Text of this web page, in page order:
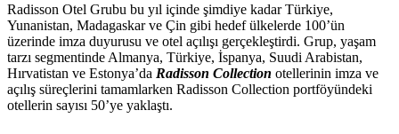
Radisson Otel Grubu bu yıl içinde şimdiye kadar Türkiye,
Yunanistan, Madagaskar ve Çin gibi hedef ülkelerde 100’ün
üzerinde imza duyurusu ve otel açılışı gerçekleştirdi. Grup, yaşam
tarzı segmentinde Almanya, Türkiye, İspanya, Suudi Arabistan,
Hırvatistan ve Estonya’da Radisson Collection otellerinin imza ve
açılış süreçlerini tamamlarken Radisson Collection portföyündeki
otellerin sayısı 50’ye yaklaştı.